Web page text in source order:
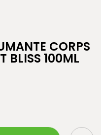
CORPS
BLISS 100ML